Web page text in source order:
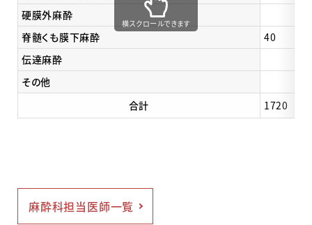
硬膜外麻酔
脊髄くも膜下麻酔
40
伝達麻酔
その他
合計
1720
横スクロールできます
麻酔科担当医師一覧